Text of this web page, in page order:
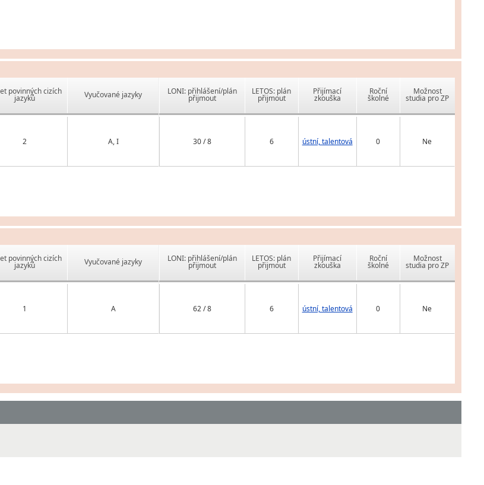
povinných cizích
jazyků Vyučované jazyky
2 A, I
LONI: přihlášení/plán
přijmout
LETOS: plán
přijmout
Přijímací
zkouška
Roční
školné
Možnost
studia pro ZP
30 / 8 6 ústní, talentová 0 Ne
povinných cizích
jazyků Vyučované jazyky
1 A
LONI: přihlášení/plán
přijmout
LETOS: plán
přijmout
Přijímací
zkouška
Roční
školné
Možnost
studia pro ZP
62 / 8 6 ústní, talentová 0 Ne